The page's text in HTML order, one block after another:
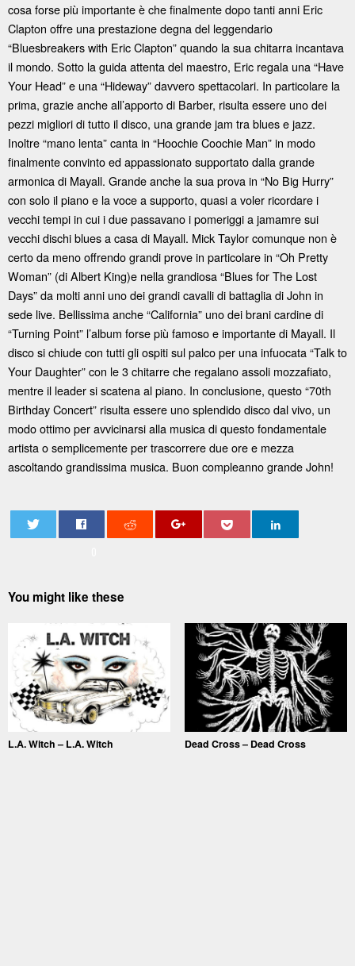
cosa forse più importante è che finalmente dopo tanti anni Eric
Clapton offre una prestazione degna del leggendario
“Bluesbreakers with Eric Clapton” quando la sua chitarra incantava
il mondo. Sotto la guida attenta del maestro, Eric regala una “Have
Your Head” e una “Hideway” davvero spettacolari. In particolare la
prima, grazie anche all’apporto di Barber, risulta essere uno dei
pezzi migliori di tutto il disco, una grande jam tra blues e jazz.
Inoltre “mano lenta” canta in “Hoochie Coochie Man” in modo
finalmente convinto ed appassionato supportato dalla grande
armonica di Mayall. Grande anche la sua prova in “No Big Hurry”
con solo il piano e la voce a supporto, quasi a voler ricordare i
vecchi tempi in cui i due passavano i pomeriggi a jamamre sui
vecchi dischi blues a casa di Mayall. Mick Taylor comunque non è
certo da meno offrendo grandi prove in particolare in “Oh Pretty
Woman” (di Albert King)e nella grandiosa “Blues for The Lost
Days” da molti anni uno dei grandi cavalli di battaglia di John in
sede live. Bellissima anche “California” uno dei brani cardine di
“Turning Point” l’album forse più famoso e importante di Mayall. Il
disco si chiude con tutti gli ospiti sul palco per una infuocata “Talk to
Your Daughter” con le 3 chitarre che regalano assoli mozzafiato,
mentre il leader si scatena al piano. In conclusione, questo “70th
Birthday Concert” risulta essere uno splendido disco dal vivo, un
modo ottimo per avvicinarsi alla musica di questo fondamentale
artista o semplicemente per trascorrere due ore e mezza
ascoltando grandissima musica. Buon compleanno grande John!
You might like these
L.A. Witch – L.A. Witch Dead Cross – Dead Cross